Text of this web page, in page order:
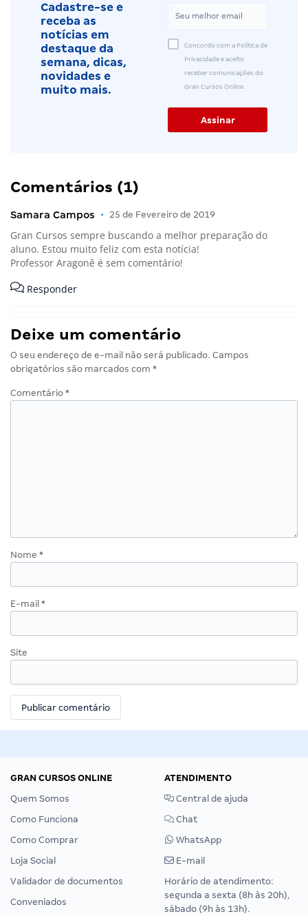
Cadastre-se e
receba as
notícias em
destaque da
semana, dicas,
novidades e
muito mais.
Concordo com a Política de
Privacidade e aceito
receber comunicações do
Gran Cursos Online.
Comentários (1)
Samara Campos • 25 de Fevereiro de 2019
Gran Cursos sempre buscando a melhor preparação do
aluno. Estou muito feliz com esta notícia!
Professor Aragonê é sem comentário!
Responder
Deixe um comentário
O seu endereço de e-mail não será publicado. Campos
obrigatórios são marcados com *
Comentário *
Nome *
E-mail *
Site
GRAN CURSOS ONLINE
Quem Somos
Como Funciona
Como Comprar
Loja Social
Validador de documentos
Conveniados
ATENDIMENTO
Central de ajuda
Chat
WhatsApp
E-mail
Horário de atendimento:
segunda a sexta (8h às 20h),
sábado (9h às 13h).